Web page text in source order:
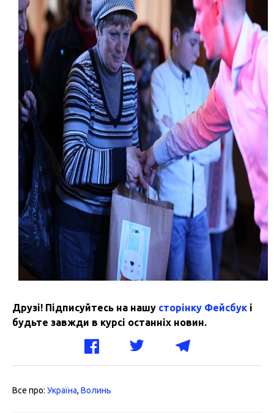
Друзі! Підписуйтесь на нашу сторінку Фейсбук і
будьте завжди в курсі останніх новин.
Все про: Україна, Волинь